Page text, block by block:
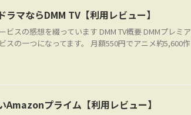
ラマならDMM TV【利用レビュー】
スの感想を綴っています DMM TV概要 DMMプレミア
スの一つになってます。 月額550円でアニメ約5,600作
Amazonプライム【利用レビュー】